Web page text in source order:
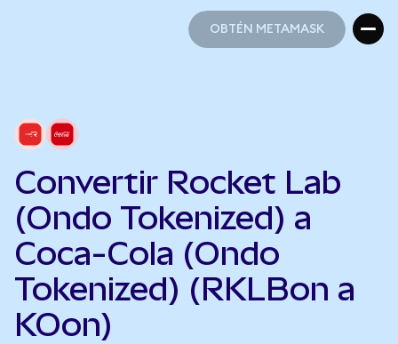
OBTÉN METAMASK
Convertir Rocket Lab
(Ondo Tokenized) a
Coca-Cola (Ondo
Tokenized) (RKLBon a
KOon)